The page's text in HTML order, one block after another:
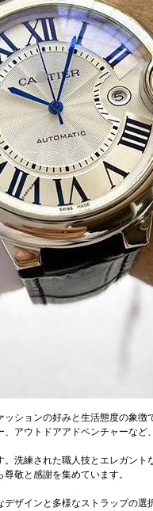
ションの好みと生活態度の象
アウトドアアドベンチャーな
洗練された職人技とエレガン
敬と感謝を集めています。
ザインと多様なストラップの